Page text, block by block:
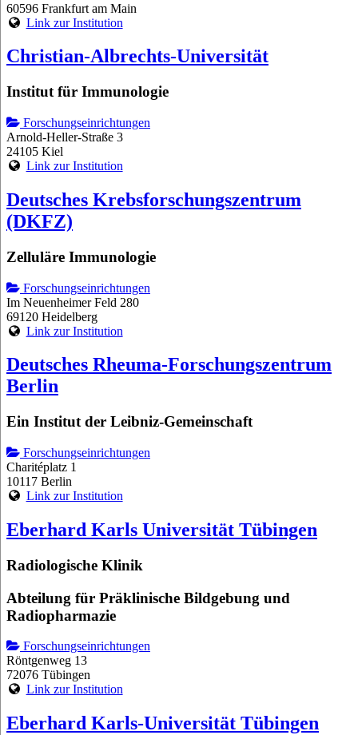
60596 Frankfurt am Main
Link zur Institution
Christian-Albrechts-Universität
Institut für Immunologie
Forschungseinrichtungen
Arnold-Heller-Straße 3
24105 Kiel
Link zur Institution
Deutsches Krebsforschungszentrum
(DKFZ)
Zelluläre Immunologie
Forschungseinrichtungen
Im Neuenheimer Feld 280
69120 Heidelberg
Link zur Institution
Deutsches Rheuma-Forschungszentrum
Berlin
Ein Institut der Leibniz-Gemeinschaft
Forschungseinrichtungen
Charitéplatz 1
10117 Berlin
Link zur Institution
Eberhard Karls Universität Tübingen
Radiologische Klinik
Abteilung für Präklinische Bildgebung und
Radiopharmazie
Forschungseinrichtungen
Röntgenweg 13
72076 Tübingen
Link zur Institution
Eberhard Karls-Universität Tübingen